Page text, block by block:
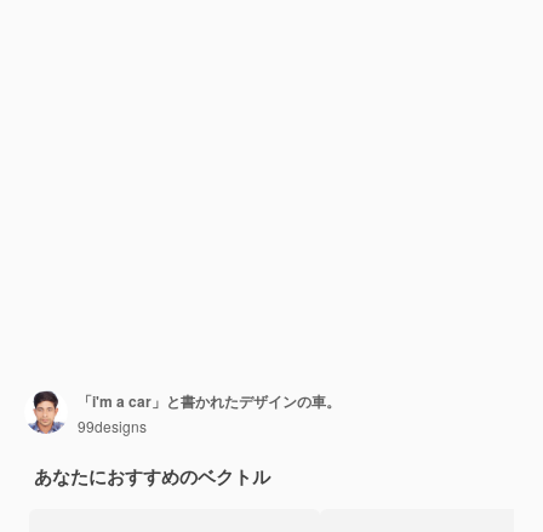
「i'm a car」と書かれたデザインの車。
99designs
あなたにおすすめのベクトル